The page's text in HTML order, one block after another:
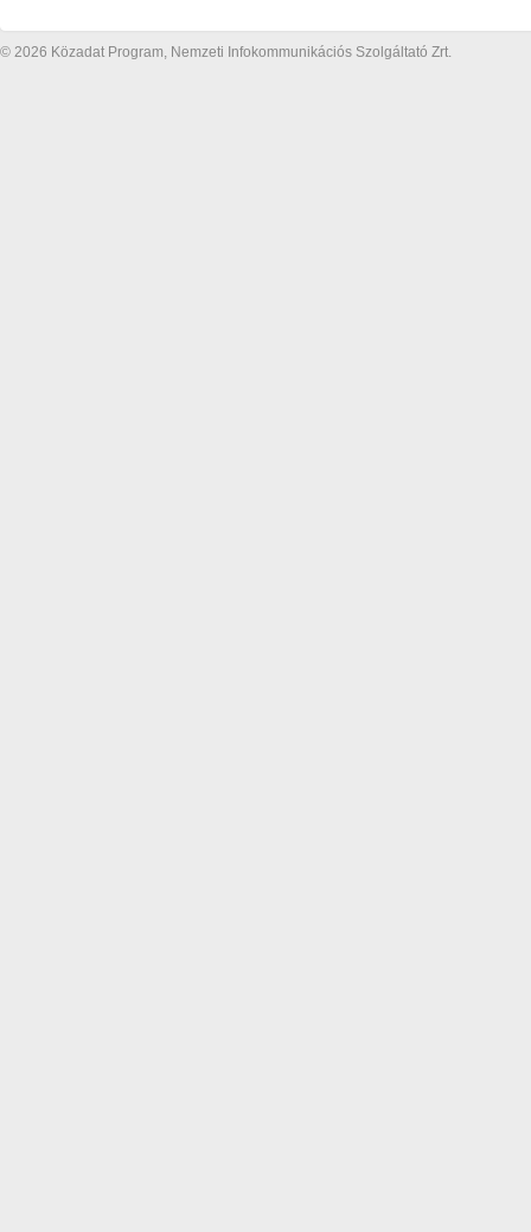
© 2026 Közadat Program, Nemzeti Infokommunikációs Szolgáltató Zrt.